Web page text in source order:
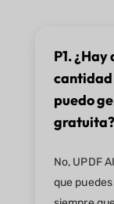
P1.
cantidad
puedo
gratuita?
No, UPDF
que